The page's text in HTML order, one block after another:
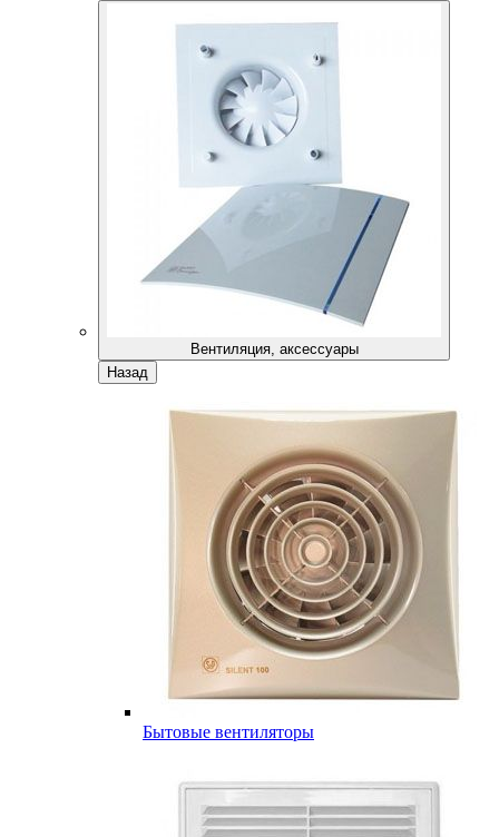
Вентиляция, аксессуары
Назад
Бытовые вентиляторы